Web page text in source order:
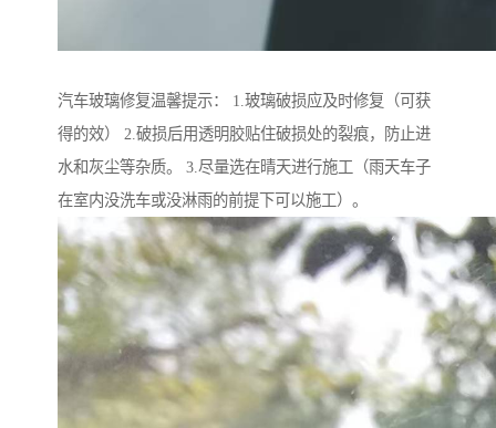
汽车玻璃修复温馨提示： 1.玻璃破损应及时修复（可获
得的效） 2.破损后用透明胶贴住破损处的裂痕，防止进
水和灰尘等杂质。 3.尽量选在晴天进行施工（雨天车子
在室内没洗车或没淋雨的前提下可以施工）。